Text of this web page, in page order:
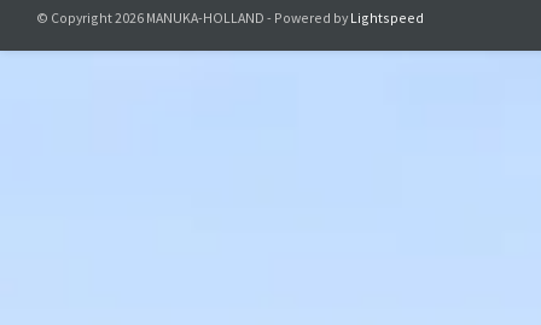
Wordt
© Copyright 2026 MANUKA-HOLLAND - Powered by Lightspeed